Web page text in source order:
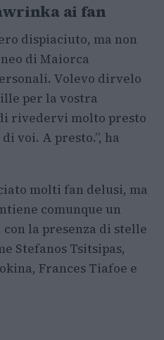
ai fan
dispiaciuto, ma non
di Maiorca
Volevo dirvelo
per la vostra
rivedervi molto presto
voi. A presto.”, ha
molti fan delusi, ma
comunque un
la presenza di stelle
Stefanos Tsitsipas,
Frances Tiafoe e